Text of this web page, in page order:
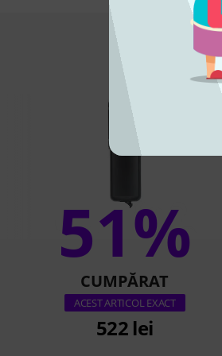
51%
CUMPĂRAT
ACEST ARTICOL EXACT
522 lei